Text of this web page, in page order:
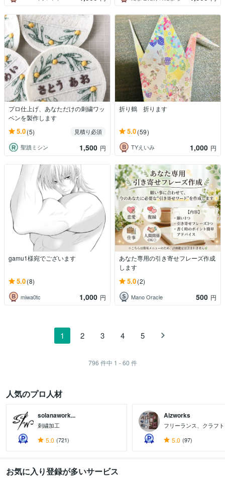
プロ仕上げ、あなただけの刺繍ワッ
ペンを製作します
5.0(5)
見積り必須
聖蹟ミシン
1,500 円
折り鶴 折ります
5.0(59)
TYえいみ 1,000 円
gamu1様宛でございます
5.0(8)
miwa0tc 1,000 円
あなた専用の引き寄せフレーズ作成
します
5.0(2)
Mano Oracle 500 円
1 2 3 4 5
796 件中 1 - 60 件
人気のプロ人材
solanawork...
刺繍加工
5.0 (721)
Aizworks
フリーランス、クラフ
5.0 (97)
お気に入り登録が多いサービス